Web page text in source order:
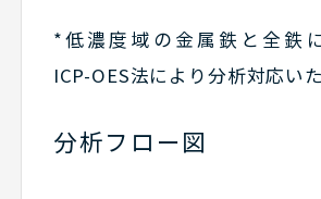
*低濃度域の金属鉄と全鉄
ICP-OES法により分析対応いた
分析フロー図